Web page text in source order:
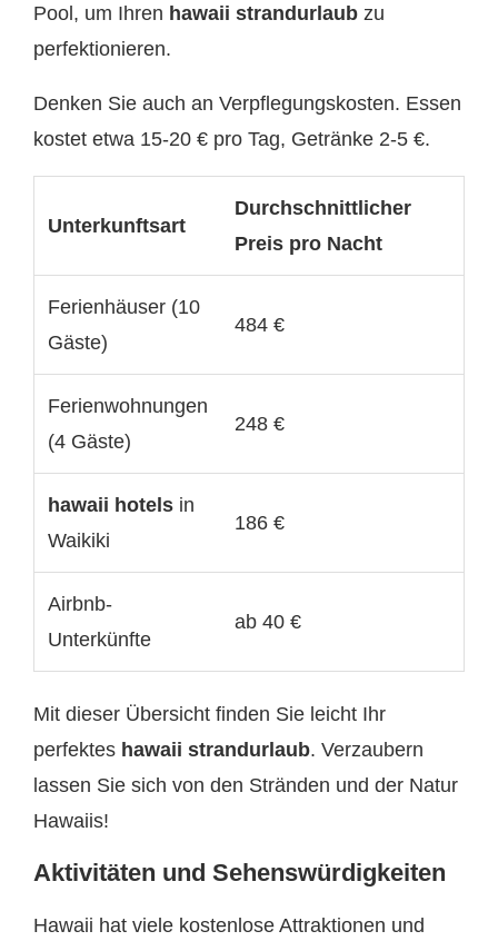
Pool, um Ihren hawaii strandurlaub zu
perfektionieren.
Denken Sie auch an Verpflegungskosten. Essen
kostet etwa 15-20 € pro Tag, Getränke 2-5 €.
Unterkunftsart
Durchschnittlicher
Preis pro Nacht
Ferienhäuser (10
Gäste)
484 €
Ferienwohnungen
(4 Gäste)
248 €
hawaii hotels in
Waikiki
186 €
Airbnb-
Unterkünfte
ab 40 €
Mit dieser Übersicht finden Sie leicht Ihr
perfektes hawaii strandurlaub. Verzaubern
lassen Sie sich von den Stränden und der Natur
Hawaiis!
Aktivitäten und Sehenswürdigkeiten
Hawaii hat viele kostenlose Attraktionen und